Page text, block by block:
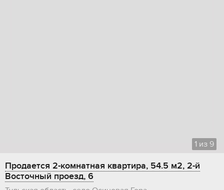
1 из 9
Продается 2-комнатная квартира, 54.5 м2, 2-й
Восточный проезд, 6